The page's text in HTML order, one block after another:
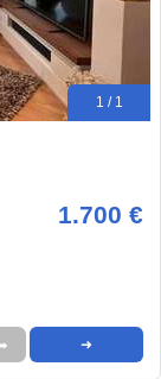
1 / 1
1.700 €
➜